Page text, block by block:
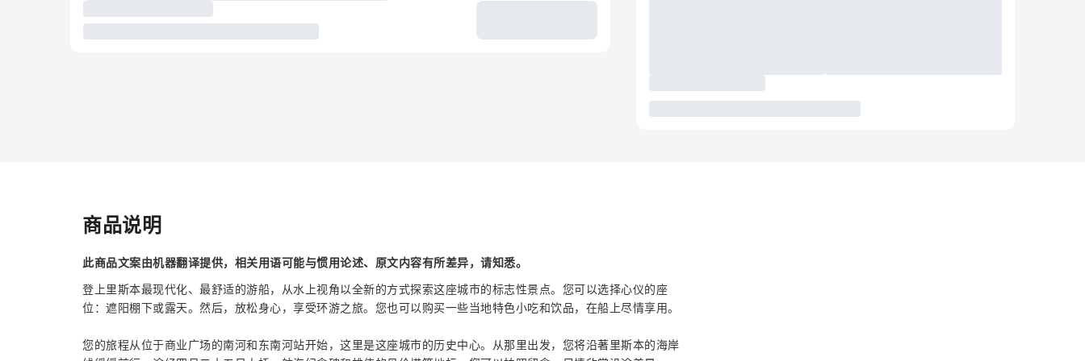
商品说明
此商品文案由机器翻译提供，相关用语可能与惯用论述、原文内容有所差异，请知悉。
登上里斯本最现代化、最舒适的游船，从水上视角以全新的方式探索这座城市的标志性景点。您可以选择心仪的座
位：遮阳棚下或露天。然后，放松身心，享受环游之旅。您也可以购买一些当地特色小吃和饮品，在船上尽情享用。
您的旅程从位于商业广场的南河和东南河站开始，这里是这座城市的历史中心。从那里出发，您将沿著里斯本的海岸